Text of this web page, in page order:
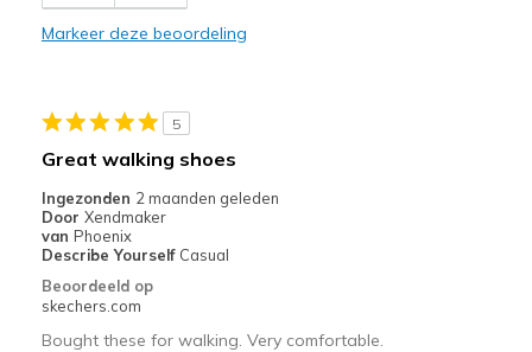
Beste toepassingen
Casual Wear
Sizing
Feels true to size
View On Shoes
Shoes are for Wearing
Markeer deze beoordeling
5
Great walking shoes
Ingezonden 2 maanden geleden
Door Xendmaker
van Phoenix
Describe Yourself Casual
Beoordeeld op
skechers.com
Bought these for walking. Very comfortable.